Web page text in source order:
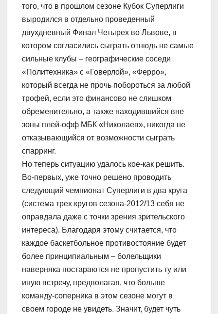
того, что в прошлом сезоне Кубок Суперлиги
выродился в отдельно проведенный
двухдневный Финал Четырех во Львове, в
котором согласились сыграть отнюдь не самые
сильные клубы – географические соседи
«Политехника» с «Говерлой», «Ферро»,
который всегда не прочь побороться за любой
трофей, если это финансово не слишком
обременительно, а также находившийся вне
зоны плей-офф МБК «Николаев», никогда не
отказывающийся от возможности сыграть
спарринг.
Но теперь ситуацию удалось кое-как решить.
Во-первых, уже точно решено проводить
следующий чемпионат Суперлиги в два круга
(система трех кругов сезона-2012/13 себя не
оправдала даже с точки зрения зрительского
интереса). Благодаря этому считается, что
каждое баскетбольное противостояние будет
более принципиальным – болельщики
наверняка постараются не пропустить ту или
иную встречу, предполагая, что больше
команду-соперника в этом сезоне могут в
своем городе не увидеть. Значит, будет чуть